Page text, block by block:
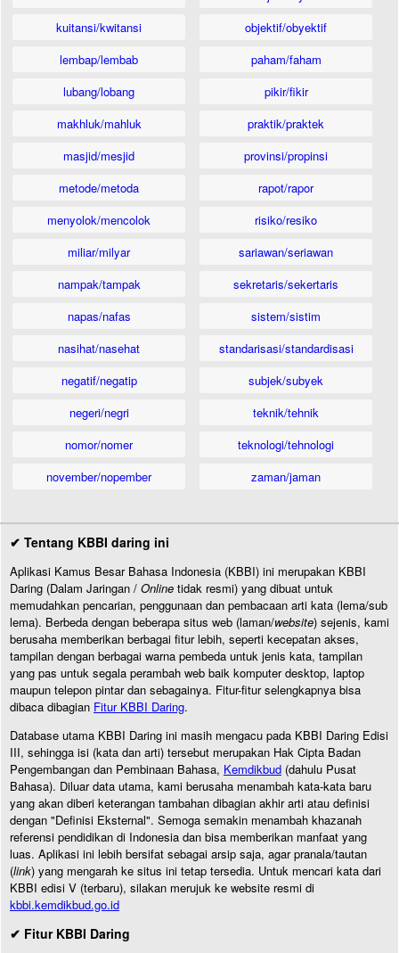
kuitansi/kwitansi
lembap/lembab
lubang/lobang
makhluk/mahluk
masjid/mesjid
metode/metoda
menyolok/mencolok
miliar/milyar
nampak/tampak
napas/nafas
nasihat/nasehat
negatif/negatip
negeri/negri
nomor/nomer
november/nopember
objektif/obyektif
paham/faham
pikir/fikir
praktik/praktek
provinsi/propinsi
rapot/rapor
risiko/resiko
sariawan/seriawan
sekretaris/sekertaris
sistem/sistim
standarisasi/standardisasi
subjek/subyek
teknik/tehnik
teknologi/tehnologi
zaman/jaman
✔ Tentang KBBI daring ini
Aplikasi Kamus Besar Bahasa Indonesia (KBBI) ini merupakan KBBI
Daring (Dalam Jaringan / Online tidak resmi) yang dibuat untuk
memudahkan pencarian, penggunaan dan pembacaan arti kata (lema/sub
lema). Berbeda dengan beberapa situs web (laman/website) sejenis, kami
berusaha memberikan berbagai fitur lebih, seperti kecepatan akses,
tampilan dengan berbagai warna pembeda untuk jenis kata, tampilan
yang pas untuk segala perambah web baik komputer desktop, laptop
maupun telepon pintar dan sebagainya. Fitur-fitur selengkapnya bisa
dibaca dibagian Fitur KBBI Daring.
Database utama KBBI Daring ini masih mengacu pada KBBI Daring Edisi
III, sehingga isi (kata dan arti) tersebut merupakan Hak Cipta Badan
Pengembangan dan Pembinaan Bahasa, Kemdikbud (dahulu Pusat
Bahasa). Diluar data utama, kami berusaha menambah kata-kata baru
yang akan diberi keterangan tambahan dibagian akhir arti atau definisi
dengan "Definisi Eksternal". Semoga semakin menambah khazanah
referensi pendidikan di Indonesia dan bisa memberikan manfaat yang
luas. Aplikasi ini lebih bersifat sebagai arsip saja, agar pranala/tautan
(link) yang mengarah ke situs ini tetap tersedia. Untuk mencari kata dari
KBBI edisi V (terbaru), silakan merujuk ke website resmi di
kbbi.kemdikbud.go.id
✔ Fitur KBBI Daring